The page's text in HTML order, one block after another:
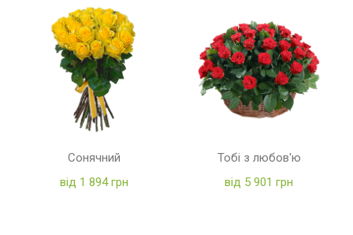
Сонячний
від 1 894 грн
Тобі з любов'ю
від 5 901 грн